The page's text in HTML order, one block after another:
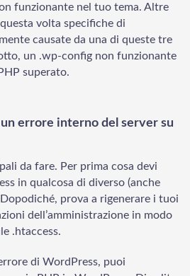
funzionante nel tuo tema. Altre
volta specifiche di
causate da una di queste tre
un .wp-config non funzionante
superato.
errore interno del server su
da fare. Per prima cosa devi
in qualcosa di diverso (anche
prova a rigenerare i tuoi
dell’amministrazione in modo
.htaccess.
di WordPress, puoi